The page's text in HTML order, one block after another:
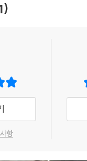
. 그러니 ‘목표’를 5분
.”
춘다’ 중에서
을 때’는 어떤 행동을 하
알아야 할 의외의 사실
벗어나 활동하는 시간’
인간의 뇌가 지속할 수
, 사람들이 왜 포기하는
하라’고 조언하지 않는
을 자동화할 것인가?’
직후 여러 언론에서 화
〉, 〈동양경제〉 등 현지
항